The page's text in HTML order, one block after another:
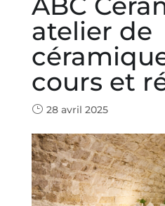
atelier de
cours et
28 avril 2025